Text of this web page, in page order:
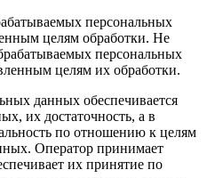
персональных
целям обработки. Не
персональных
целям их обработки.
данных обеспечивается
их достаточность, а в
по отношению к целям
Оператор принимает
их принятие по